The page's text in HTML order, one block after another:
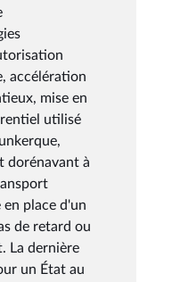
accélération
mise en
utilisé
dorénavant à
en place d'un
de retard ou
La dernière
un État au